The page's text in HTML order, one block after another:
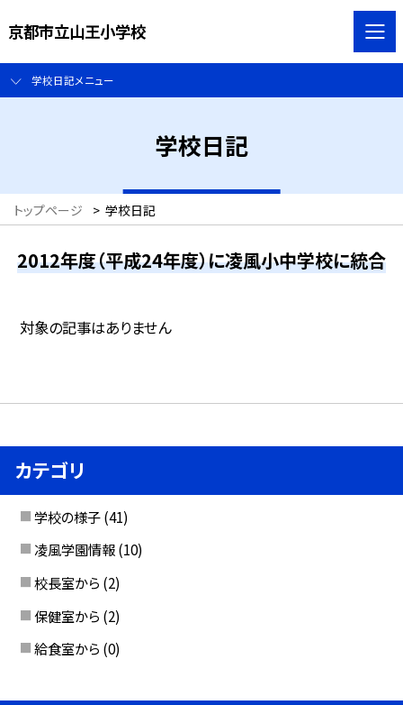
京都市立山王小学校
学校日記メニュー
学校日記
トップページ > 学校日記
2012年度（平成24年度）に凌風小中学校に統合
対象の記事はありません
カテゴリ
学校の様子 (41)
凌風学園情報 (10)
校長室から (2)
保健室から (2)
給食室から (0)